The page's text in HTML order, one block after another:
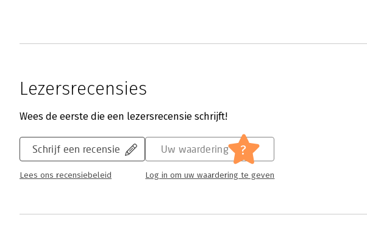
Lezersrecensies
Wees de eerste die een lezersrecensie schrijft!
Schrijf een recensie
Lees ons recensiebeleid
Uw waardering ?
Log in om uw waardering te geven